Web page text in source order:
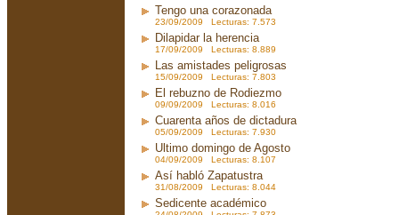
Tengo una corazonada
23/09/2009 Lecturas: 7.573
Dilapidar la herencia
17/09/2009 Lecturas: 8.889
Las amistades peligrosas
15/09/2009 Lecturas: 7.803
El rebuzno de Rodiezmo
09/09/2009 Lecturas: 8.016
Cuarenta años de dictadura
05/09/2009 Lecturas: 7.930
Ultimo domingo de Agosto
04/09/2009 Lecturas: 8.107
Así habló Zapatustra
31/08/2009 Lecturas: 8.044
Sedicente académico